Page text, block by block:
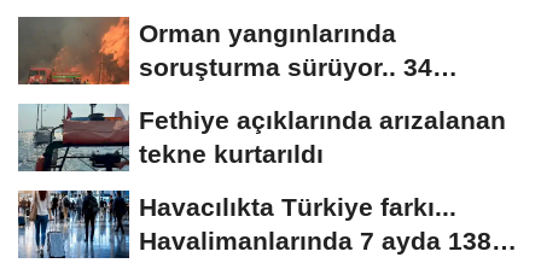
Orman yangınlarında
soruşturma sürüyor.. 34
Fethiye açıklarında arızalanan
tekne kurtarıldı
Havacılıkta Türkiye farkı...
Havalimanlarında 7 ayda 138,7